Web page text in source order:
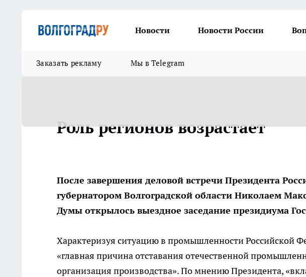
Новости Новости России
Заказать рекламу Мы в Telegram
Роль регионов возрастает
После завершения деловой встречи Президента
губернатором Волгоградской области Николаем
Думы открылось выездное заседание президиума
Характеризуя ситуацию в промышленности Российской
«главная причина отставания отечественной
организация производства». По мнению Президента,